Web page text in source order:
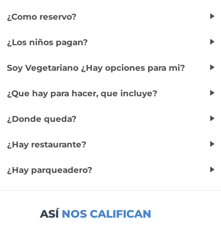
¿Como reservo?
¿Los niños pagan?
Soy Vegetariano ¿Hay opciones para mi?
¿Que hay para hacer, que incluye?
¿Donde queda?
¿Hay restaurante?
¿Hay parqueadero?
ASÍ NOS CALIFICAN